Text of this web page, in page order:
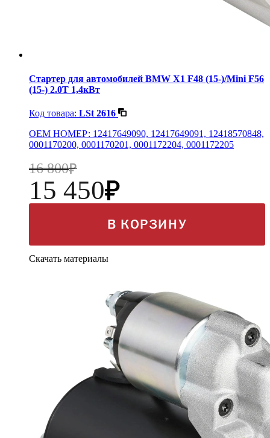
Стартер для автомобилей BMW X1 F48 (15-)/Mini F56
(15-) 2.0T 1,4кВт
Код товара: LSt 2616
OEM НОМЕР: 12417649090, 12417649091, 12418570848,
0001170200, 0001170201, 0001172204, 0001172205
16 800
15 450
В КОРЗИНУ
Скачать материалы